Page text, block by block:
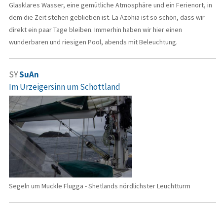
Glasklares Wasser, eine gemütliche Atmosphäre und ein Ferienort, in
dem die Zeit stehen geblieben ist. La Azohia ist so schön, dass wir
direkt ein paar Tage bleiben. Immerhin haben wir hier einen
wunderbaren und riesigen Pool, abends mit Beleuchtung.
SYSuAn
Im Urzeigersinn um Schottland
Segeln um Muckle Flugga - Shetlands nördlichster Leuchtturm